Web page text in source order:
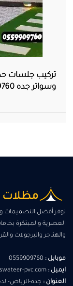
وسواتر جده 0559909760
نوفر أفضل التصميمات
العصرية والمبتكرة
والهناجر والبرجولات
موبايل : 0559909760
ايميل :
العنوان : جدة-الرياض-